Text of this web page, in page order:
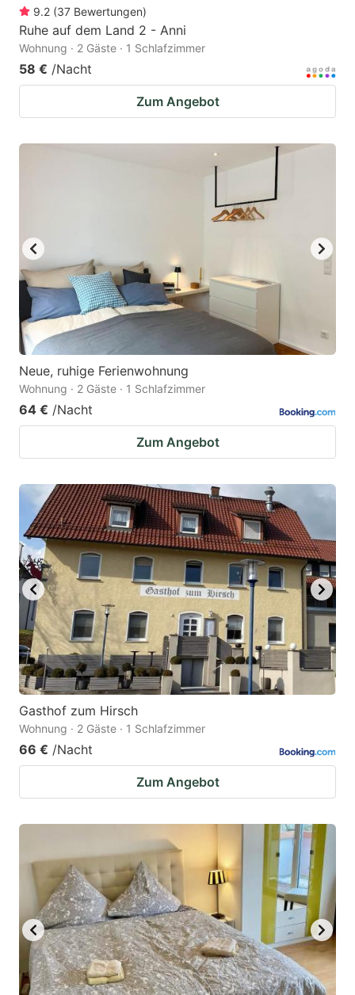
9.2 (37 Bewertungen)
Ruhe auf dem Land 2 - Anni
Wohnung · 2 Gäste · 1 Schlafzimmer
58 € /Nacht
Zum Angebot
Neue, ruhige Ferienwohnung
Wohnung · 2 Gäste · 1 Schlafzimmer
64 € /Nacht
Zum Angebot
Gasthof zum Hirsch
Wohnung · 2 Gäste · 1 Schlafzimmer
66 € /Nacht
Zum Angebot